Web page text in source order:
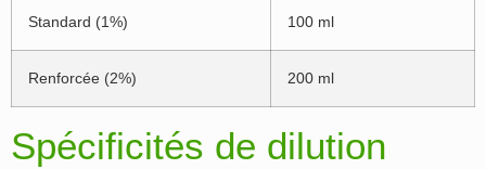
Standard (1%) 100 ml
Renforcée (2%) 200 ml
Spécificités de dilution